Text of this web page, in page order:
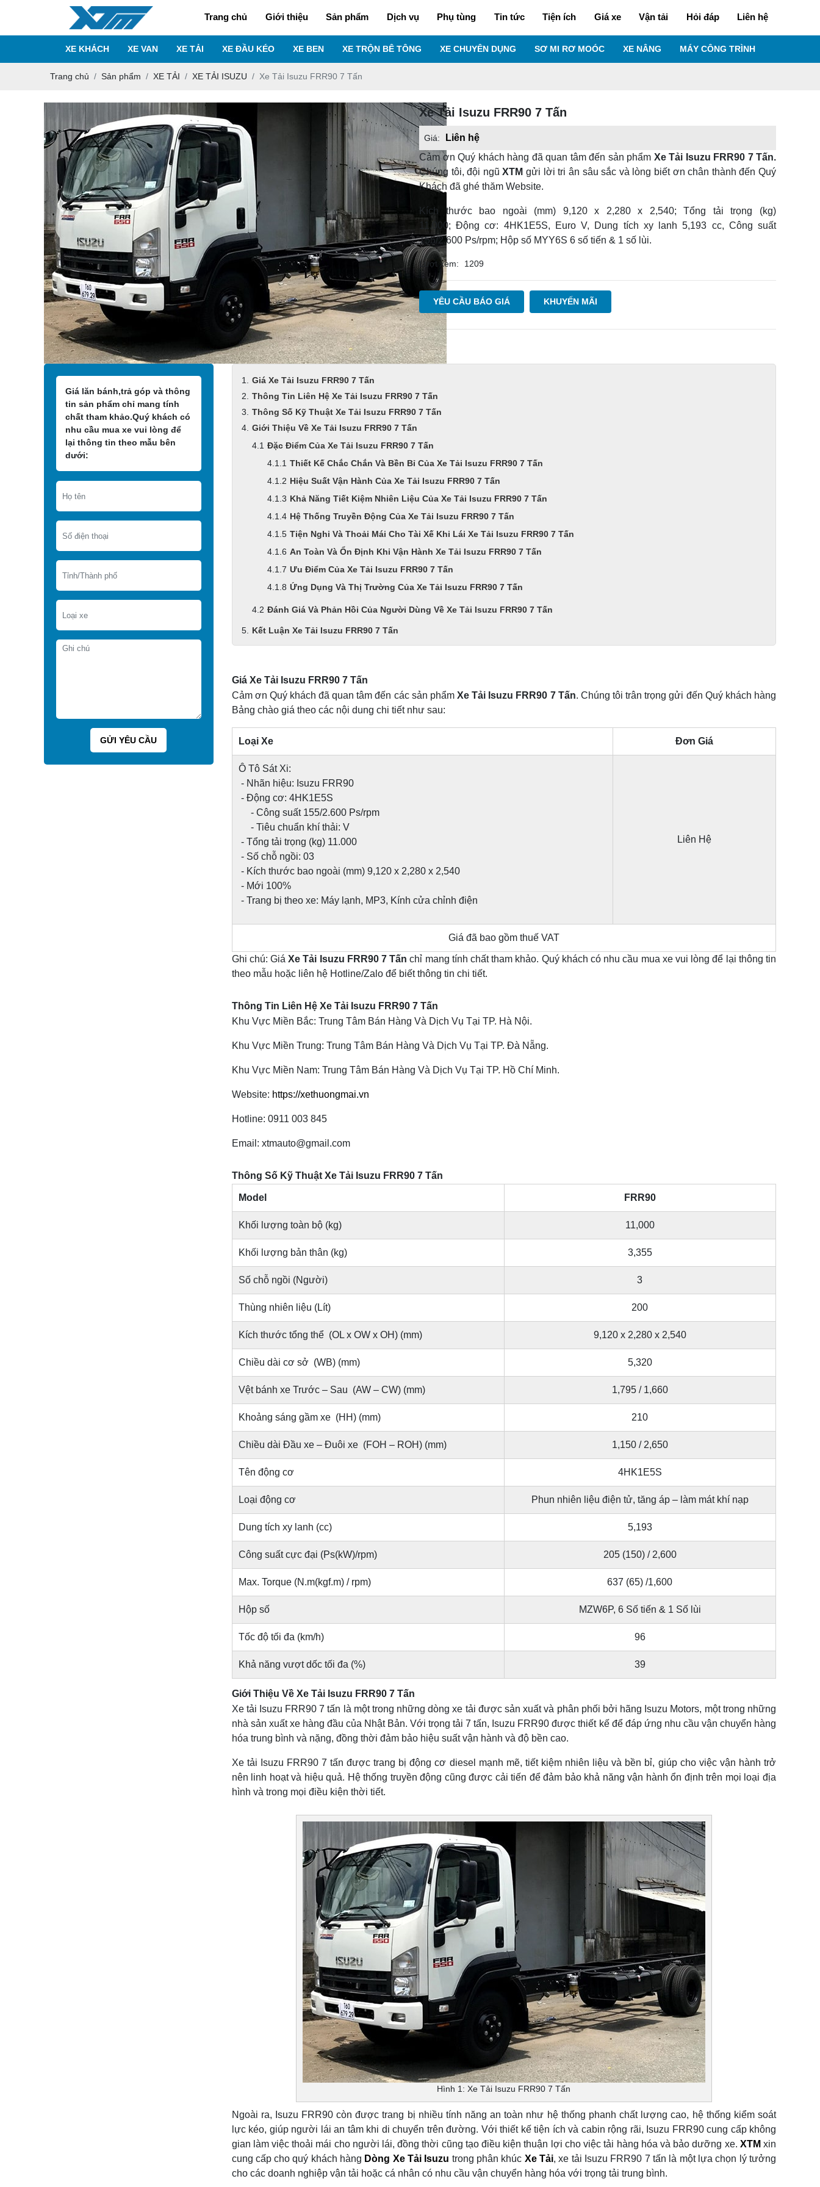
Trang chủ Giới thiệu Sản phẩm Dịch vụ Phụ tùng Tin tức Tiện ích Giá xe Vận tải Hỏi đáp Liên hệ
XE KHÁCH XE VAN XE TẢI XE ĐẦU KÉO XE BEN XE TRỘN BÊ TÔNG XE CHUYÊN DỤNG SƠ MI RƠ MOÓC XE NÂNG MÁY CÔNG TRÌNH
Trang chủ Sản phẩm XE TẢI XE TẢI ISUZU Xe Tải Isuzu FRR90 7 Tấn
Xe Tải Isuzu FRR90 7 Tấn
Giá:
Liên hệ
Cảm ơn Quý khách hàng đã quan tâm đến sản phẩm Xe Tải Isuzu FRR90 7 Tấn.
Chúng tôi, đội ngũXTM gửi lời tri ân sâu sắc và lòng biết ơn chân thành đến Quý
Khách đã ghé thăm Website.
Kích thước bao ngoài (mm) 9,120 x 2,280 x 2,540; Tổng tải trọng (kg)
11,000; Động cơ: 4HK1E5S, Euro V, Dung tích xy lanh 5,193 cc, Công suất
155/2,600 Ps/rpm; Hộp số MYY6S 6 số tiến & 1 số lùi.
Lượt xem: 1209
YÊU CẦU BÁO GIÁ KHUYẾN MÃI
Giá lăn bánh,trả góp và thông
tin sản phẩm chỉ mang tính
chất tham khảo.Quý khách có
nhu cầu mua xe vui lòng để
lại thông tin theo mẫu bên
dưới:
Giá Xe Tải Isuzu FRR90 7 Tấn
Thông Tin Liên Hệ Xe Tải Isuzu FRR90 7 Tấn
Thông Số Kỹ Thuật Xe Tải Isuzu FRR90 7 Tấn
Giới Thiệu Về Xe Tải Isuzu FRR90 7 Tấn
Đặc Điểm Của Xe Tải Isuzu FRR90 7 Tấn
Thiết Kế Chắc Chắn Và Bền Bỉ Của Xe Tải Isuzu FRR90 7 Tấn
Hiệu Suất Vận Hành Của Xe Tải Isuzu FRR90 7 Tấn
Khả Năng Tiết Kiệm Nhiên Liệu Của Xe Tải Isuzu FRR90 7 Tấn
Hệ Thống Truyền Động Của Xe Tải Isuzu FRR90 7 Tấn
Tiện Nghi Và Thoải Mái Cho Tài Xế Khi Lái Xe Tải Isuzu FRR90 7 Tấn
An Toàn Và Ổn Định Khi Vận Hành Xe Tải Isuzu FRR90 7 Tấn
Ưu Điểm Của Xe Tải Isuzu FRR90 7 Tấn
Ứng Dụng Và Thị Trường Của Xe Tải Isuzu FRR90 7 Tấn
Đánh Giá Và Phản Hồi Của Người Dùng Về Xe Tải Isuzu FRR90 7 Tấn
Kết Luận Xe Tải Isuzu FRR90 7 Tấn
Giá Xe Tải Isuzu FRR90 7 Tấn
Cảm ơn Quý khách đã quan tâm đến các sản phẩmXe Tải Isuzu FRR90 7 Tấn. Chúng tôi trân trọng gửi đến Quý khách hàng
Bảng chào giá theo các nội dung chi tiết như sau:
Loại Xe Đơn Giá
Ô Tô Sát Xi:
- Nhãn hiệu: Isuzu FRR90
- Động cơ: 4HK1E5S
- Công suất 155/2.600 Ps/rpm
- Tiêu chuẩn khí thải: V
- Tổng tải trọng (kg) 11.000
- Số chỗ ngồi: 03
- Kích thước bao ngoài (mm) 9,120 x 2,280 x 2,540
- Mới 100%
- Trang bị theo xe: Máy lạnh, MP3, Kính cửa chỉnh điện
Liên Hệ
Giá đã bao gồm thuế VAT
Ghi chú: GiáXe Tải Isuzu FRR90 7 Tấn chỉ mang tính chất tham khảo. Quý khách có nhu cầu mua xe vui lòng để lại thông tin
theo mẫu hoặc liên hệ Hotline/Zalo để biết thông tin chi tiết.
Thông Tin Liên Hệ Xe Tải Isuzu FRR90 7 Tấn
Khu Vực Miền Bắc: Trung Tâm Bán Hàng Và Dịch Vụ Tại TP. Hà Nội.
Khu Vực Miền Trung: Trung Tâm Bán Hàng Và Dịch Vụ Tại TP. Đà Nẵng.
Khu Vực Miền Nam: Trung Tâm Bán Hàng Và Dịch Vụ Tại TP. Hồ Chí Minh.
Website: https://xethuongmai.vn
Hotline: 0911 003 845
Email: xtmauto@gmail.com
Thông Số Kỹ Thuật Xe Tải Isuzu FRR90 7 Tấn
Model FRR90
Khối lượng toàn bộ (kg) 11,000
Khối lượng bản thân (kg) 3,355
Số chỗ ngồi (Người) 3
Thùng nhiên liệu (Lít) 200
Kích thước tổng thể (OL x OW x OH) (mm) 9,120 x 2,280 x 2,540
Chiều dài cơ sở (WB) (mm) 5,320
Vệt bánh xe Trước – Sau (AW – CW) (mm) 1,795 / 1,660
Khoảng sáng gầm xe (HH) (mm) 210
Chiều dài Đầu xe – Đuôi xe (FOH – ROH) (mm) 1,150 / 2,650
Tên động cơ 4HK1E5S
Loại động cơ Phun nhiên liệu điện tử, tăng áp – làm mát khí nạp
Dung tích xy lanh (cc) 5,193
Công suất cực đại (Ps(kW)/rpm) 205 (150) / 2,600
Max. Torque (N.m(kgf.m) / rpm) 637 (65) /1,600
Hộp số MZW6P, 6 Số tiến & 1 Số lùi
Tốc độ tối đa (km/h) 96
Khả năng vượt dốc tối đa (%) 39
Giới Thiệu Về Xe Tải Isuzu FRR90 7 Tấn
Xe tải Isuzu FRR90 7 tấn là một trong những dòng xe tải được sản xuất và phân phối bởi hãng Isuzu Motors, một trong những
nhà sản xuất xe hàng đầu của Nhật Bản. Với trọng tải 7 tấn, Isuzu FRR90 được thiết kế để đáp ứng nhu cầu vận chuyển hàng
hóa trung bình và nặng, đồng thời đảm bảo hiệu suất vận hành và độ bền cao.
Xe tải Isuzu FRR90 7 tấn được trang bị động cơ diesel mạnh mẽ, tiết kiệm nhiên liệu và bền bỉ, giúp cho việc vận hành trở
nên linh hoạt và hiệu quả. Hệ thống truyền động cũng được cải tiến để đảm bảo khả năng vận hành ổn định trên mọi loại địa
hình và trong mọi điều kiện thời tiết.
Hình 1: Xe Tải Isuzu FRR90 7 Tấn
Ngoài ra, Isuzu FRR90 còn được trang bị nhiều tính năng an toàn như hệ thống phanh chất lượng cao, hệ thống kiểm soát
lực kéo, giúp người lái an tâm khi di chuyển trên đường. Với thiết kế tiện ích và cabin rộng rãi, Isuzu FRR90 cung cấp không
gian làm việc thoải mái cho người lái, đồng thời cũng tạo điều kiện thuận lợi cho việc tải hàng hóa và bảo dưỡng xe. XTM xin
cung cấp cho quý khách hàng Dòng Xe Tải Isuzu trong phân khúc Xe Tải, xe tải Isuzu FRR90 7 tấn là một lựa chọn lý tưởng
cho các doanh nghiệp vận tải hoặc cá nhân có nhu cầu vận chuyển hàng hóa với trọng tải trung bình.